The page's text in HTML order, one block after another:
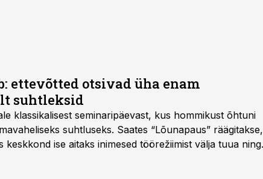
ettevõtted otsivad üha enam
suhtleksid
klassikalisest seminaripäevast, kus hommikust õhtuni
suhtluseks. Saates “Lõunapaus” räägitakse,
ise aitaks inimesed töörežiimist välja tuua ning